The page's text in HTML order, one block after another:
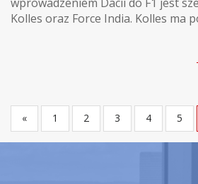
Kolles oraz Force India. Kolles ma
« 1 2 3 4 5